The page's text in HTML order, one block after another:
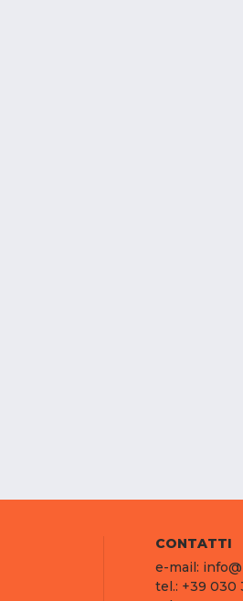
CONTATTI
e-mail:
tel.: +39 030